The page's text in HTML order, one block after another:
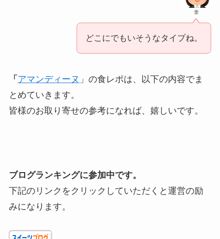
妻
どこにでもいそうなタイプね。
「 アマンディーヌ 」の食レポは、以下の内容でま
とめていきます。
皆様のお取り寄せの参考になれば、嬉しいです。
ブログランキングに参加中です。
下記のリンクをクリックしていただくと運営の励
みになります。